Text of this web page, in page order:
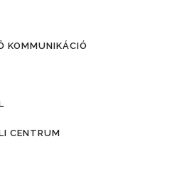
KOMMUNIKÁCIÓ
CENTRUM